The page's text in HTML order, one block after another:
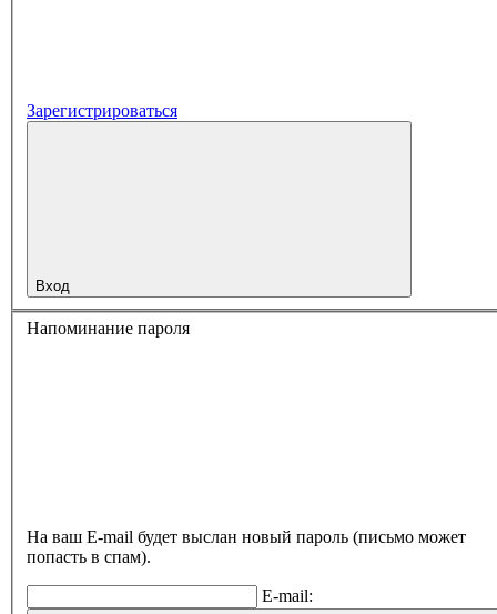
Зарегистрироваться
Вход
Напоминание пароля
На ваш E-mail будет выслан новый пароль (письмо может
попасть в спам).
E-mail: